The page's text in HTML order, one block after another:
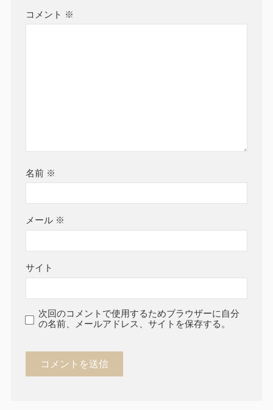
コメント ※
名前 ※
メール ※
サイト
次回のコメントで使用するためブラウザーに自分
の名前、メールアドレス、サイトを保存する。